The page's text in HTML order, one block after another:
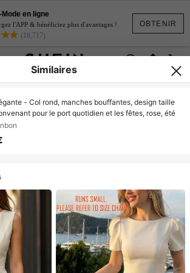
OBTENIR
Mode en ligne
l'APP & bénéficiez plus d'avantages !
(18,717)
Similaires
- Col rond, manches bouffantes, design taille
pour le port quotidien et les fêtes, rose, été